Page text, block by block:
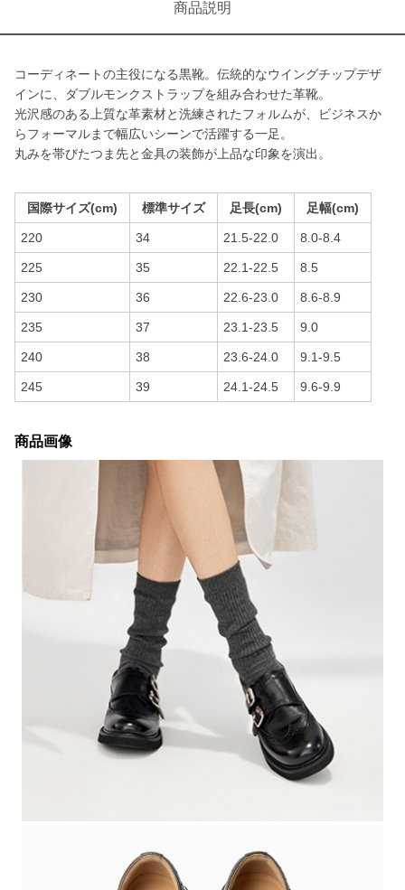
商品説明
コーディネートの主役になる黒靴。伝統的なウイングチップデザ
インに、ダブルモンクストラップを組み合わせた革靴。
光沢感のある上質な革素材と洗練されたフォルムが、ビジネスか
らフォーマルまで幅広いシーンで活躍する一足。
丸みを帯びたつま先と金具の装飾が上品な印象を演出。
国際サイズ(cm) 標準サイズ 足長(cm) 足幅(cm)
220 34 21.5-22.0 8.0-8.4
225 35 22.1-22.5 8.5
230 36 22.6-23.0 8.6-8.9
235 37 23.1-23.5 9.0
240 38 23.6-24.0 9.1-9.5
245 39 24.1-24.5 9.6-9.9
商品画像